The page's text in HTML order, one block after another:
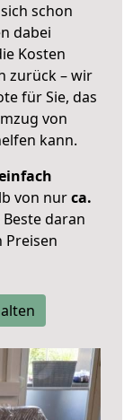
schon
dabei
Kosten
zurück – wir
für Sie, das
von
kann.
von nurca.
daran
Preisen